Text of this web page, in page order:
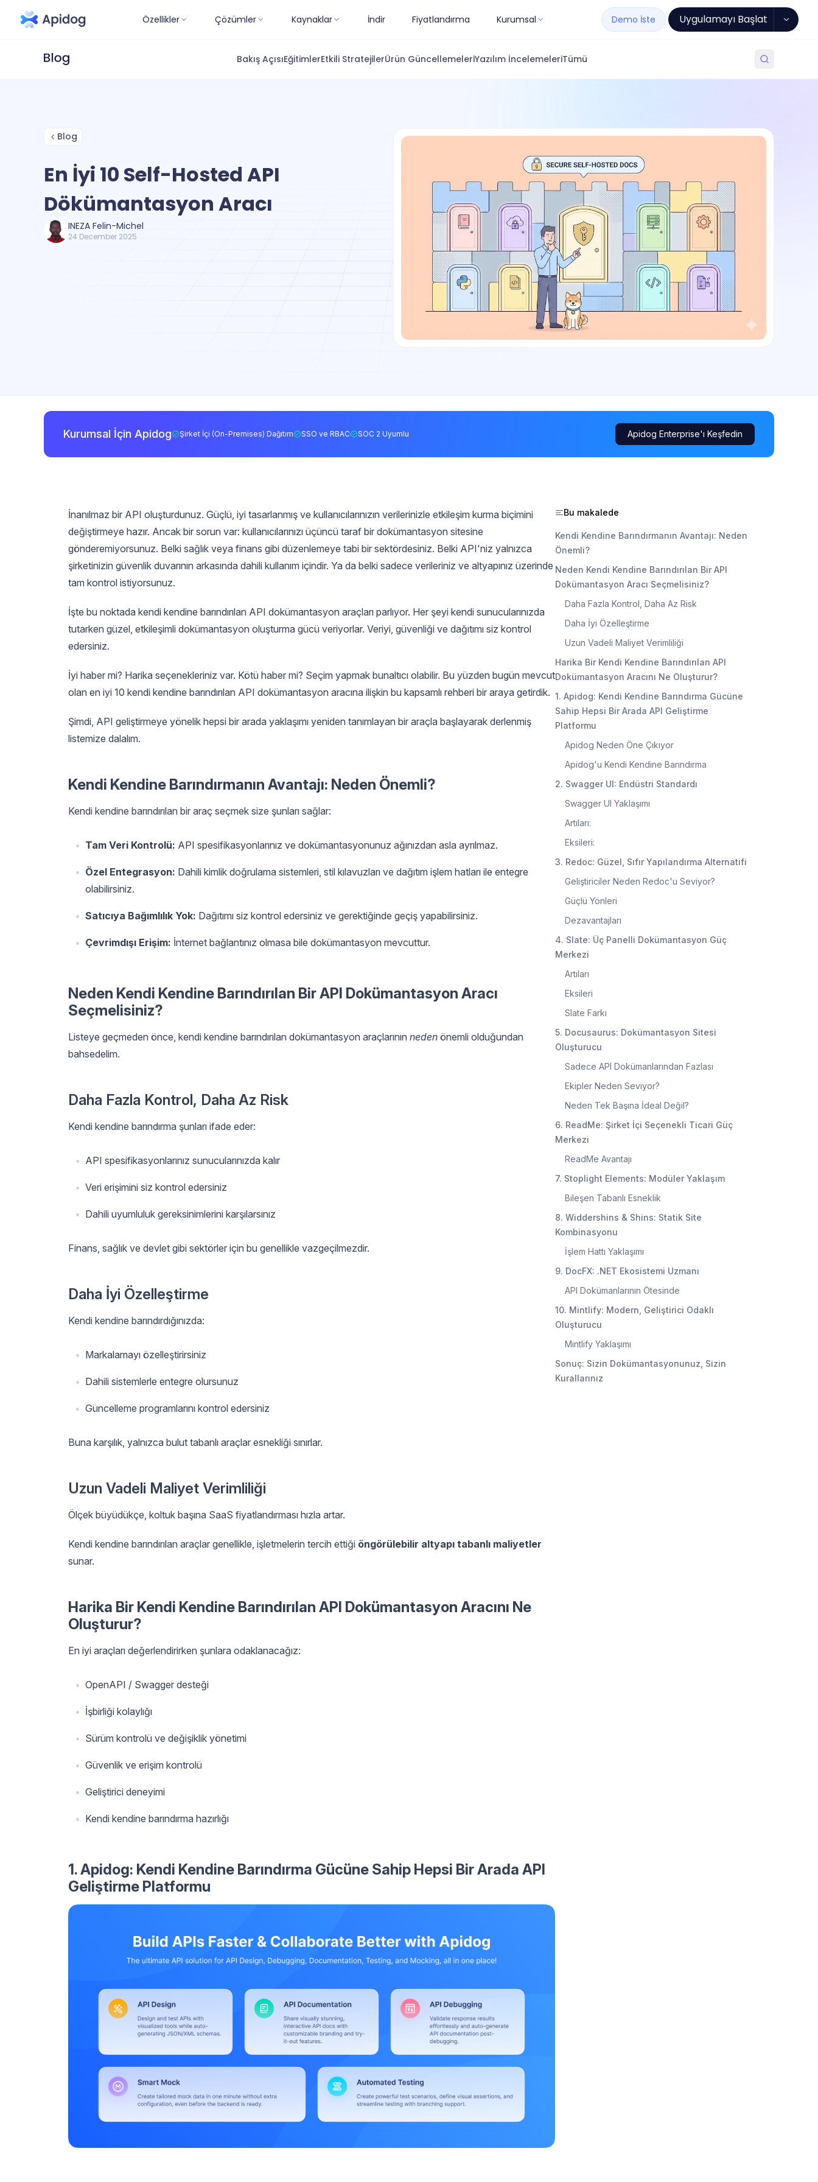
Özellikler Çözümler Kaynaklar İndir Fiyatlandırma Kurumsal Demo İste Uygulamayı Başlat
Bakış AçısıEğitimlerEtkili StratejilerÜrün GüncellemeleriYazılım İncelemeleriTümü
Blog
En İyi 10 Self-Hosted API
Dökümantasyon Aracı
INEZA Felin-Michel
24 December 2025
Kurumsal İçin Apidog Şirket İçi (On-Premises) Dağıtım SSO ve RBAC SOC 2 Uyumlu Apidog Enterprise'ı Keşfedin
İnanılmaz bir API oluşturdunuz. Güçlü, iyi tasarlanmış ve kullanıcılarınızın verilerinizle etkileşim kurma biçimini
değiştirmeye hazır. Ancak bir sorun var: kullanıcılarınızı üçüncü taraf bir dokümantasyon sitesine
gönderemiyorsunuz. Belki sağlık veya finans gibi düzenlemeye tabi bir sektördesiniz. Belki API'niz yalnızca
şirketinizin güvenlik duvarının arkasında dahili kullanım içindir. Ya da belki sadece verileriniz ve altyapınız üzerinde
tam kontrol istiyorsunuz.
İşte bu noktada kendi kendine barındırılan API dokümantasyon araçları parlıyor. Her şeyi kendi sunucularınızda
tutarken güzel, etkileşimli dokümantasyon oluşturma gücü veriyorlar. Veriyi, güvenliği ve dağıtımı siz kontrol
edersiniz.
İyi haber mi? Harika seçenekleriniz var. Kötü haber mi? Seçim yapmak bunaltıcı olabilir. Bu yüzden bugün mevcut
olan en iyi 10 kendi kendine barındırılan API dokümantasyon aracına ilişkin bu kapsamlı rehberi bir araya getirdik.
Şimdi, API geliştirmeye yönelik hepsi bir arada yaklaşımı yeniden tanımlayan bir araçla başlayarak derlenmiş
listemize dalalım.
Kendi Kendine Barındırmanın Avantajı: Neden Önemli?
Kendi kendine barındırılan bir araç seçmek size şunları sağlar:
Tam Veri Kontrolü: API spesifikasyonlarınız ve dokümantasyonunuz ağınızdan asla ayrılmaz.
Özel Entegrasyon: Dahili kimlik doğrulama sistemleri, stil kılavuzları ve dağıtım işlem hatları ile entegre
olabilirsiniz.
Satıcıya Bağımlılık Yok: Dağıtımı siz kontrol edersiniz ve gerektiğinde geçiş yapabilirsiniz.
Çevrimdışı Erişim: İnternet bağlantınız olmasa bile dokümantasyon mevcuttur.
Neden Kendi Kendine Barındırılan Bir API Dokümantasyon Aracı
Seçmelisiniz?
Listeye geçmeden önce, kendi kendine barındırılan dokümantasyon araçlarının neden önemli olduğundan
bahsedelim.
Daha Fazla Kontrol, Daha Az Risk
Kendi kendine barındırma şunları ifade eder:
API spesifikasyonlarınız sunucularınızda kalır
Veri erişimini siz kontrol edersiniz
Dahili uyumluluk gereksinimlerini karşılarsınız
Finans, sağlık ve devlet gibi sektörler için bu genellikle vazgeçilmezdir.
Daha İyi Özelleştirme
Kendi kendine barındırdığınızda:
Markalamayı özelleştirirsiniz
Dahili sistemlerle entegre olursunuz
Güncelleme programlarını kontrol edersiniz
Buna karşılık, yalnızca bulut tabanlı araçlar esnekliği sınırlar.
Uzun Vadeli Maliyet Verimliliği
Ölçek büyüdükçe, koltuk başına SaaS fiyatlandırması hızla artar.
Kendi kendine barındırılan araçlar genellikle, işletmelerin tercih ettiği öngörülebilir altyapı tabanlı maliyetler
sunar.
Harika Bir Kendi Kendine Barındırılan API Dokümantasyon Aracını Ne
Oluşturur?
En iyi araçları değerlendirirken şunlara odaklanacağız:
OpenAPI / Swagger desteği
İşbirliği kolaylığı
Sürüm kontrolü ve değişiklik yönetimi
Güvenlik ve erişim kontrolü
Geliştirici deneyimi
Kendi kendine barındırma hazırlığı
1. Apidog: Kendi Kendine Barındırma Gücüne Sahip Hepsi Bir Arada API
Geliştirme Platformu
Bu makalede
Kendi Kendine Barındırmanın Avantajı: Neden
Önemli?
Neden Kendi Kendine Barındırılan Bir API
Dokümantasyon Aracı Seçmelisiniz?
Daha Fazla Kontrol, Daha Az Risk
Daha İyi Özelleştirme
Uzun Vadeli Maliyet Verimliliği
Harika Bir Kendi Kendine Barındırılan API
Dokümantasyon Aracını Ne Oluşturur?
1. Apidog: Kendi Kendine Barındırma Gücüne
Sahip Hepsi Bir Arada API Geliştirme
Platformu
Apidog Neden Öne Çıkıyor
Apidog'u Kendi Kendine Barındırma
2. Swagger UI: Endüstri Standardı
Swagger UI Yaklaşımı
Artıları:
Eksileri:
3. Redoc: Güzel, Sıfır Yapılandırma Alternatifi
Geliştiriciler Neden Redoc'u Seviyor?
Güçlü Yönleri
Dezavantajları
4. Slate: Üç Panelli Dokümantasyon Güç
Merkezi
Artıları
Eksileri
Slate Farkı
5. Docusaurus: Dokümantasyon Sitesi
Oluşturucu
Sadece API Dokümanlarından Fazlası
Ekipler Neden Seviyor?
Neden Tek Başına İdeal Değil?
6. ReadMe: Şirket İçi Seçenekli Ticari Güç
Merkezi
ReadMe Avantajı
7. Stoplight Elements: Modüler Yaklaşım
Bileşen Tabanlı Esneklik
8. Widdershins & Shins: Statik Site
Kombinasyonu
İşlem Hattı Yaklaşımı
9. DocFX: .NET Ekosistemi Uzmanı
API Dokümanlarının Ötesinde
10. Mintlify: Modern, Geliştirici Odaklı
Oluşturucu
Mintlify Yaklaşımı
Sonuç: Sizin Dokümantasyonunuz, Sizin
Kurallarınız